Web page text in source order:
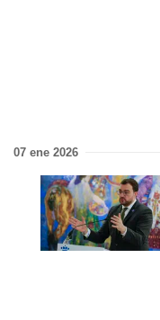
07 ene 2026